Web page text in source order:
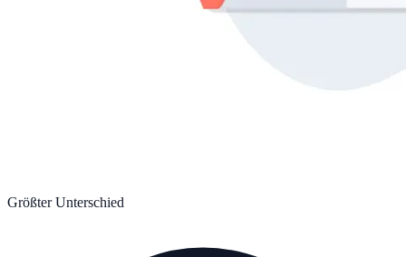
Größter Unterschied